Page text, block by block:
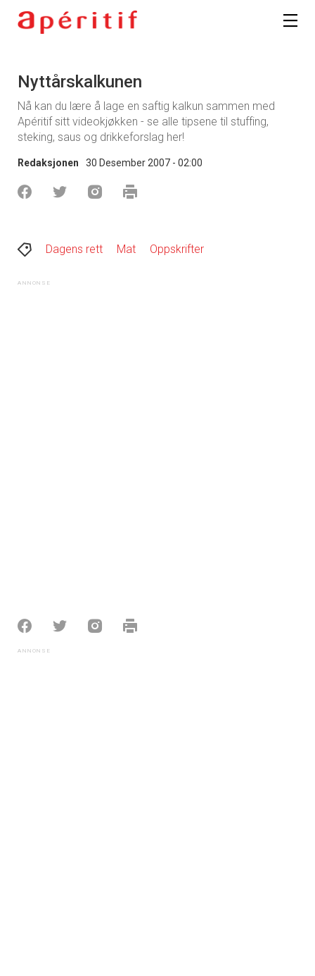
Nyttårskalkunen
Nå kan du lære å lage en saftig kalkun sammen med
Apéritif sitt videokjøkken - se alle tipsene til stuffing,
steking, saus og drikkeforslag her!
Redaksjonen 30 Desember 2007 - 02:00
Dagens rett Mat Oppskrifter